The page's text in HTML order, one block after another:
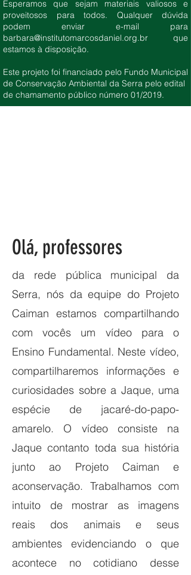
Esperamos que sejam materiais valiosos e
proveitosos para todos. Qualquer dúvida
podem enviar e-mail para
barbara@institutomarcosdaniel.org.br que
estamos à disposição.
Este projeto foi financiado pelo Fundo Municipal
de Conservação Ambiental da Serra pelo edital
de chamamento público número 01/2019.
Olá, professores
da rede pública municipal da
Serra, nós da equipe do Projeto
Caiman estamos compartilhando
com vocês um vídeo para o
Ensino Fundamental. Neste vídeo,
compartilharemos informações e
curiosidades sobre a Jaque, uma
espécie de jacaré-do-papo-
amarelo. O vídeo consiste na
Jaque contanto toda sua história
junto ao Projeto Caiman e
aconservação. Trabalhamos com
intuito de mostrar as imagens
reais dos animais e seus
ambientes evidenciando o que
acontece no cotidiano desse